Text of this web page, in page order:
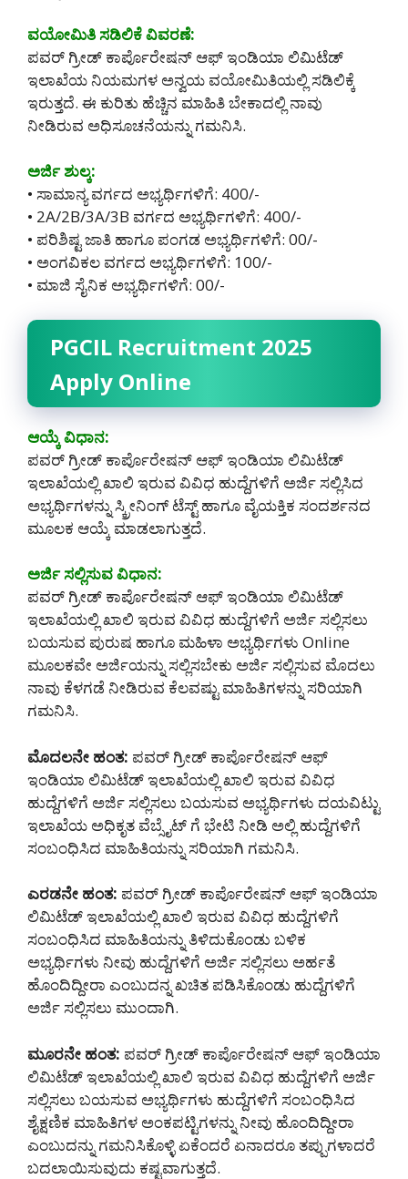
ವಯೋಮಿತಿ ಸಡಿಲಿಕೆ ವಿವರಣೆ:
ಪವರ್ ಗ್ರೀಡ್ ಕಾರ್ಪೊರೇಷನ್ ಆಫ್ ಇಂಡಿಯಾ ಲಿಮಿಟೆಡ್
ಇಲಾಖೆಯ ನಿಯಮಗಳ ಅನ್ವಯ ವಯೋಮಿತಿಯಲ್ಲಿ ಸಡಿಲಿಕ್ಕೆ
ಇರುತ್ತದೆ. ಈ ಕುರಿತು ಹೆಚ್ಚಿನ ಮಾಹಿತಿ ಬೇಕಾದಲ್ಲಿ ನಾವು
ನೀಡಿರುವ ಅಧಿಸೂಚನೆಯನ್ನು ಗಮನಿಸಿ.
ಅರ್ಜಿ ಶುಲ್ಕ:
• ಸಾಮಾನ್ಯ ವರ್ಗದ ಅಭ್ಯರ್ಥಿಗಳಿಗೆ: 400/-
• 2A/2B/3A/3B ವರ್ಗದ ಅಭ್ಯರ್ಥಿಗಳಿಗೆ: 400/-
• ಪರಿಶಿಷ್ಟ ಜಾತಿ ಹಾಗೂ ಪಂಗಡ ಅಭ್ಯರ್ಥಿಗಳಿಗೆ: 00/-
• ಅಂಗವಿಕಲ ವರ್ಗದ ಅಭ್ಯರ್ಥಿಗಳಿಗೆ: 100/-
• ಮಾಜಿ ಸೈನಿಕ ಅಭ್ಯರ್ಥಿಗಳಿಗೆ: 00/-
PGCIL Recruitment 2025
Apply Online
ಆಯ್ಕೆ ವಿಧಾನ:
ಪವರ್ ಗ್ರೀಡ್ ಕಾರ್ಪೊರೇಷನ್ ಆಫ್ ಇಂಡಿಯಾ ಲಿಮಿಟೆಡ್
ಇಲಾಖೆಯಲ್ಲಿ ಖಾಲಿ ಇರುವ ವಿವಿಧ ಹುದ್ದೆಗಳಿಗೆ ಅರ್ಜಿ ಸಲ್ಲಿಸಿದ
ಅಭ್ಯರ್ಥಿಗಳನ್ನು ಸ್ಕ್ರೀನಿಂಗ್ ಟೆಸ್ಟ್ ಹಾಗೂ ವೈಯಕ್ತಿಕ ಸಂದರ್ಶನದ
ಮೂಲಕ ಆಯ್ಕೆ ಮಾಡಲಾಗುತ್ತದೆ.
ಅರ್ಜಿ ಸಲ್ಲಿಸುವ ವಿಧಾನ:
ಪವರ್ ಗ್ರೀಡ್ ಕಾರ್ಪೊರೇಷನ್ ಆಫ್ ಇಂಡಿಯಾ ಲಿಮಿಟೆಡ್
ಇಲಾಖೆಯಲ್ಲಿ ಖಾಲಿ ಇರುವ ವಿವಿಧ ಹುದ್ದೆಗಳಿಗೆ ಅರ್ಜಿ ಸಲ್ಲಿಸಲು
ಬಯಸುವ ಪುರುಷ ಹಾಗೂ ಮಹಿಳಾ ಅಭ್ಯರ್ಥಿಗಳು Online
ಮೂಲಕವೇ ಅರ್ಜಿಯನ್ನು ಸಲ್ಲಿಸಬೇಕು ಅರ್ಜಿ ಸಲ್ಲಿಸುವ ಮೊದಲು
ನಾವು ಕೆಳಗಡೆ ನೀಡಿರುವ ಕೆಲವಷ್ಟು ಮಾಹಿತಿಗಳನ್ನು ಸರಿಯಾಗಿ
ಗಮನಿಸಿ.
ಮೊದಲನೇ ಹಂತ: ಪವರ್ ಗ್ರೀಡ್ ಕಾರ್ಪೊರೇಷನ್ ಆಫ್
ಇಂಡಿಯಾ ಲಿಮಿಟೆಡ್ ಇಲಾಖೆಯಲ್ಲಿ ಖಾಲಿ ಇರುವ ವಿವಿಧ
ಹುದ್ದೆಗಳಿಗೆ ಅರ್ಜಿ ಸಲ್ಲಿಸಲು ಬಯಸುವ ಅಭ್ಯರ್ಥಿಗಳು ದಯವಿಟ್ಟು
ಇಲಾಖೆಯ ಅಧಿಕೃತ ವೆಬ್ಸೈಟ್ ಗೆ ಭೇಟಿ ನೀಡಿ ಅಲ್ಲಿ ಹುದ್ದೆಗಳಿಗೆ
ಸಂಬಂಧಿಸಿದ ಮಾಹಿತಿಯನ್ನು ಸರಿಯಾಗಿ ಗಮನಿಸಿ.
ಎರಡನೇ ಹಂತ: ಪವರ್ ಗ್ರೀಡ್ ಕಾರ್ಪೊರೇಷನ್ ಆಫ್ ಇಂಡಿಯಾ
ಲಿಮಿಟೆಡ್ ಇಲಾಖೆಯಲ್ಲಿ ಖಾಲಿ ಇರುವ ವಿವಿಧ ಹುದ್ದೆಗಳಿಗೆ
ಸಂಬಂಧಿಸಿದ ಮಾಹಿತಿಯನ್ನು ತಿಳಿದುಕೊಂಡು ಬಳಿಕ
ಅಭ್ಯರ್ಥಿಗಳು ನೀವು ಹುದ್ದೆಗಳಿಗೆ ಅರ್ಜಿ ಸಲ್ಲಿಸಲು ಅರ್ಹತೆ
ಹೊಂದಿದ್ದೀರಾ ಎಂಬುದನ್ನ ಖಚಿತ ಪಡಿಸಿಕೊಂಡು ಹುದ್ದೆಗಳಿಗೆ
ಅರ್ಜಿ ಸಲ್ಲಿಸಲು ಮುಂದಾಗಿ.
ಮೂರನೇ ಹಂತ: ಪವರ್ ಗ್ರೀಡ್ ಕಾರ್ಪೊರೇಷನ್ ಆಫ್ ಇಂಡಿಯಾ
ಲಿಮಿಟೆಡ್ ಇಲಾಖೆಯಲ್ಲಿ ಖಾಲಿ ಇರುವ ವಿವಿಧ ಹುದ್ದೆಗಳಿಗೆ ಅರ್ಜಿ
ಸಲ್ಲಿಸಲು ಬಯಸುವ ಅಭ್ಯರ್ಥಿಗಳು ಹುದ್ದೆಗಳಿಗೆ ಸಂಬಂಧಿಸಿದ
ಶೈಕ್ಷಣಿಕ ಮಾಹಿತಿಗಳ ಅಂಕಪಟ್ಟಿಗಳನ್ನು ನೀವು ಹೊಂದಿದ್ದೀರಾ
ಎಂಬುದನ್ನು ಗಮನಿಸಿಕೊಳ್ಳಿ ಏಕೆಂದರೆ ಏನಾದರೂ ತಪ್ಪುಗಳಾದರೆ
ಬದಲಾಯಿಸುವುದು ಕಷ್ಟವಾಗುತ್ತದೆ.